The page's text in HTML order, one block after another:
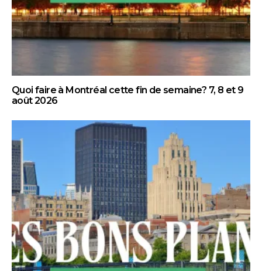
Quoi faire à Montréal cette fin de semaine? 7, 8 et 9
août 2026